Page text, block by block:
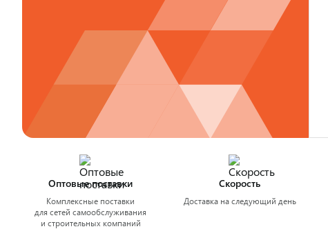
Оптовые поставки
Комплексные поставки
для сетей самообслуживания
и строительных компаний
Скорость
Доставка на следующий день